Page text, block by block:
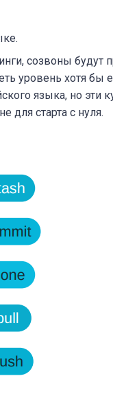
созвоны будут
уровень хотя бы
языка, но эти
для старта с нуля.